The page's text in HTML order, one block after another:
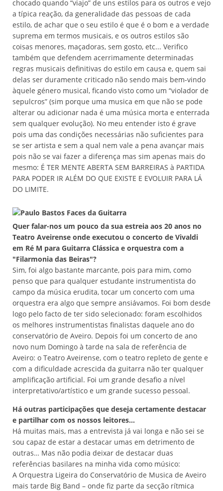
chocado quando “viajo” de uns estilos para os outros e vejo
a típica reação, da generalidade das pessoas de cada
estilo, de achar que o seu estilo é que é o bom e a verdade
suprema em termos musicais, e os outros estilos são
coisas menores, maçadoras, sem gosto, etc... Verifico
também que defendem acerrimamente determinadas
regras musicais definitivas do estilo em causa e, quem sai
delas ser duramente criticado não sendo mais bem-vindo
àquele género musical, ficando visto como um “violador de
sepulcros” (sim porque uma musica em que não se pode
alterar ou adicionar nada é uma música morta e enterrada
sem qualquer evolução). No meu entender isto é grave
pois uma das condições necessárias não suficientes para
se ser artista e sem a qual nem vale a pena avançar mais
pois não se vai fazer a diferença mas sim apenas mais do
mesmo: É TER MENTE ABERTA SEM BARREIRAS à PARTIDA
PARA PODER IR ALÉM DO QUE EXISTE E EVOLUIR PARA LÁ
DO LIMITE.
Quer falar-nos um pouco da sua estreia aos 20 anos no
Teatro Aveirense onde executou o concerto de Vivaldi
em Ré M para Guitarra Clássica e orquestra com a
"Filarmonia das Beiras"?
Sim, foi algo bastante marcante, pois para mim, como
penso que para qualquer estudante instrumentista do
campo da música erudita, tocar um concerto com uma
orquestra era algo que sempre ansiávamos. Foi bom desde
logo pelo facto de ter sido selecionado: foram escolhidos
os melhores instrumentistas finalistas daquele ano do
conservatório de Aveiro. Depois foi um concerto de ano
novo num Domingo à tarde na sala de referência de
Aveiro: o Teatro Aveirense, com o teatro repleto de gente e
com a dificuldade acrescida da guitarra não ter qualquer
amplificação artificial. Foi um grande desafio a nível
interpretativo/artístico e um grande sucesso pessoal.
Há outras participações que deseja certamente destacar
e partilhar com os nossos leitores…
Há muitas mais, mas a entrevista já vai longa e não sei se
sou capaz de estar a destacar umas em detrimento de
outras… Mas não podia deixar de destacar duas
referências basilares na minha vida como músico:
A Orquestra Ligeira do Conservatório de Musica de Aveiro
mais tarde Big Band – onde fiz parte da secção rítmica